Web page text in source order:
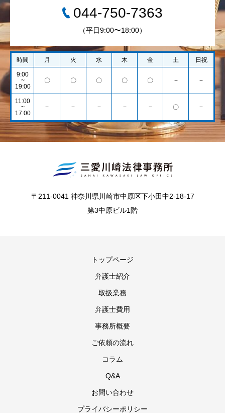
044-750-7363
（平日9:00〜18:00）
時間 月 火 水 木 金 土 日祝
9:00
~
19:00
〇 〇 〇 〇 〇 − −
11:00
~
17:00
− − − − − 〇 −
〒211-0041 神奈川県川崎市中原区下小田中2-18-17
第3中原ビル1階
トップページ
弁護士紹介
取扱業務
弁護士費用
事務所概要
ご依頼の流れ
コラム
Q&A
お問い合わせ
プライバシーポリシー